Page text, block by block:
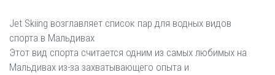
Jet Skiing возглавляет список пар для водных видов
спорта в Мальдивах
Этот вид спорта считается одним из самых любимых на
Мальдивах из-за захватывающего опыта и